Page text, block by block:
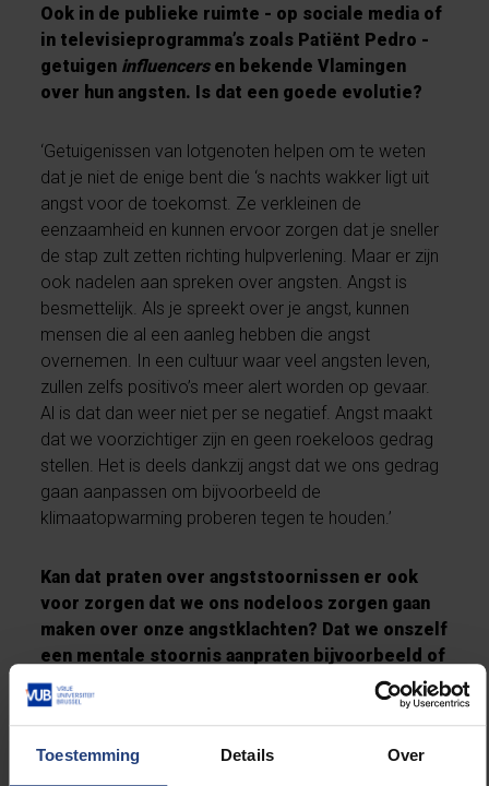
Toestemming Details Over
Ook in de publieke ruimte - op sociale media of
in televisieprogramma’s zoals Patiënt Pedro -
getuigen influencersen bekende Vlamingen
over hun angsten. Is dat een goede evolutie?
‘Getuigenissen van lotgenoten helpen om te weten
dat je niet de enige bent die ‘s nachts wakker ligt uit
angst voor de toekomst. Ze verkleinen de
eenzaamheid en kunnen ervoor zorgen dat je sneller
de stap zult zetten richting hulpverlening. Maar er zijn
ook nadelen aan spreken over angsten. Angst is
besmettelijk. Als je spreekt over je angst, kunnen
mensen die al een aanleg hebben die angst
overnemen. In een cultuur waar veel angsten leven,
zullen zelfs positivo’s meer alert worden op gevaar.
Al is dat dan weer niet per se negatief. Angst maakt
dat we voorzichtiger zijn en geen roekeloos gedrag
stellen. Het is deels dankzij angst dat we ons gedrag
gaan aanpassen om bijvoorbeeld de
klimaatopwarming proberen tegen te houden.’
Kan dat praten over angststoornissen er ook
voor zorgen dat we ons nodeloos zorgen gaan
maken over onze angstklachten? Dat we onszelf
een mentale stoornis aanpraten bijvoorbeeld of
zonder reden een psycholoog raadplegen?
ervaren, dat klopt. Maar in België wachten we in